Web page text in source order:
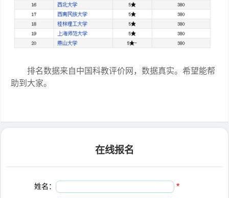
排名数据来自中国科教评价网，数据真实。希望能帮
助到大家。
在线报名
姓名： *